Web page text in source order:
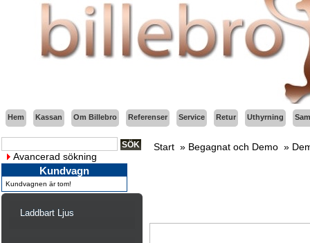
Hem Kassan Om Billebro Referenser Service Retur Uthyrning
Avancerad sökning
Kundvagn
Kundvagnen är tom!
Laddbart Ljus
Start » Begagnat och Demo »